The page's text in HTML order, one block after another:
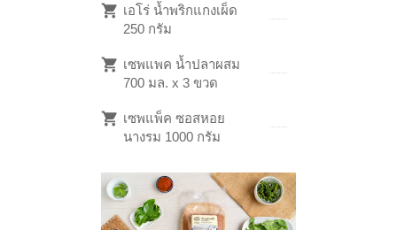
เอโร่ น้ำพริกแกงเผ็ด
250 กรัม
เซพแพค น้ำปลาผสม
700 มล. x 3 ขวด
เซพแพ็ค ซอสหอย
นางรม 1000 กรัม